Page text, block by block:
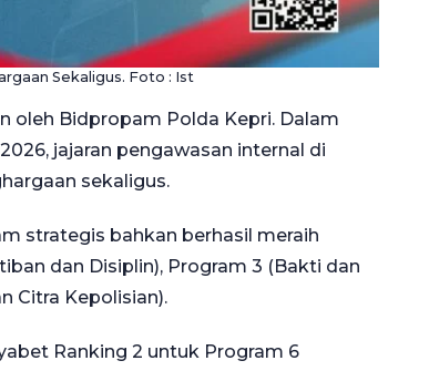
Sekaligus. Foto : Ist
oleh Bidpropam Polda Kepri. Dalam
jajaran pengawasan internal di
sekaligus.
strategis bahkan berhasil meraih
dan Disiplin), Program 3 (Bakti dan
Citra Kepolisian).
Ranking 2 untuk Program 6